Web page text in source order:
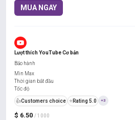
MUA NGAY
Lượt thích YouTube Cơ bản
$ 6.50 / 1000
Bảo hành
Min Max
Thời gian bắt đầu
Tốc độ
👍Customers choice ⭐ Rating 5.0 +3